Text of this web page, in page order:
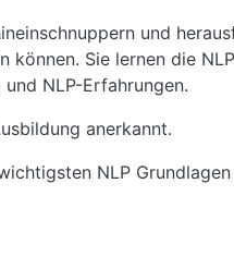
und
können. Sie lernen die
NLP-Erfahrungen.
anerkannt.
NLP